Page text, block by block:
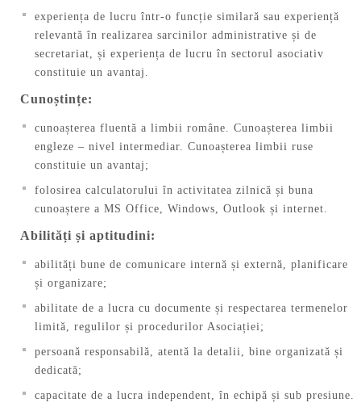
experiența de lucru într-o funcție similară sau experiență
relevantă în realizarea sarcinilor administrative și de
secretariat, și experiența de lucru în sectorul asociativ
constituie un avantaj.
Cunoștințe:
cunoașterea fluentă a limbii române. Cunoașterea limbii
engleze – nivel intermediar. Cunoașterea limbii ruse
constituie un avantaj;
folosirea calculatorului în activitatea zilnică și buna
cunoaștere a MS Office, Windows, Outlook și internet.
Abilități și aptitudini:
abilități bune de comunicare internă și externă, planificare
și organizare;
abilitate de a lucra cu documente și respectarea termenelor
limită, regulilor și procedurilor Asociației;
persoană responsabilă, atentă la detalii, bine organizată și
dedicată;
capacitate de a lucra independent, în echipă și sub presiune.